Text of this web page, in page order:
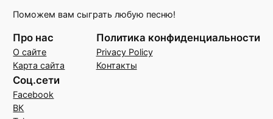
Поможем вам сыграть любую песню!
Про нас
О сайте
Карта сайта
Политика конфиденциальности
Privacy Policy
Контакты
Соц.сети
Facebook
ВК